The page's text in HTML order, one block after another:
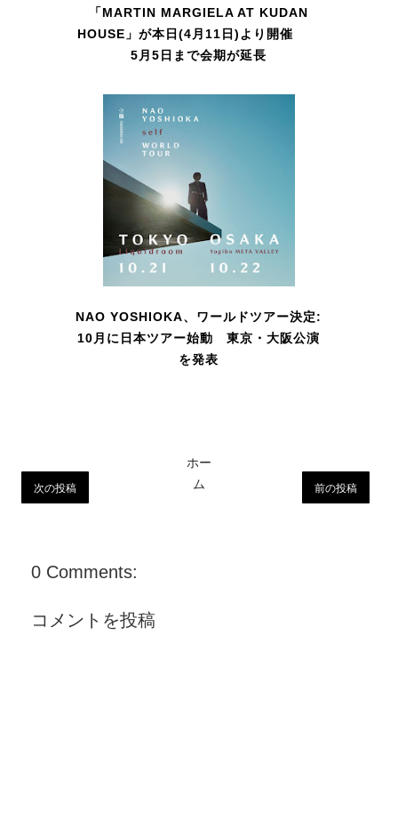
「MARTIN MARGIELA AT KUDAN
HOUSE」が本日(4月11日)より開催
5月5日まで会期が延長
NAO YOSHIOKA、ワールドツアー決定:
10月に日本ツアー始動 東京・大阪公演
を発表
次の投稿 前の投稿
ホー
ム
0 Comments:
コメントを投稿